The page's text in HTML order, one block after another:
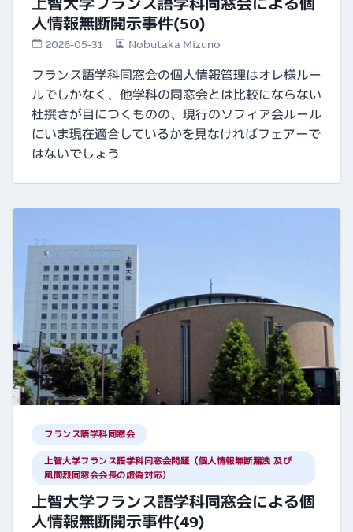
人情報無断開示事件(50)
2026-05-31 Nobutaka Mizuno
フランス語学科同窓会の個人情報管理はオレ様ルー
ルでしかなく、他学科の同窓会とは比較にならない
杜撰さが目につくものの、現行のソフィア会ルール
にいま現在適合しているかを見なければフェアーで
はないでしょう
フランス語学科同窓会
上智大学フランス語学科同窓会問題（個人情報無断漏洩 及び
風間烈同窓会会長の虚偽対応）
上智大学フランス語学科同窓会による個
人情報無断開示事件(49)